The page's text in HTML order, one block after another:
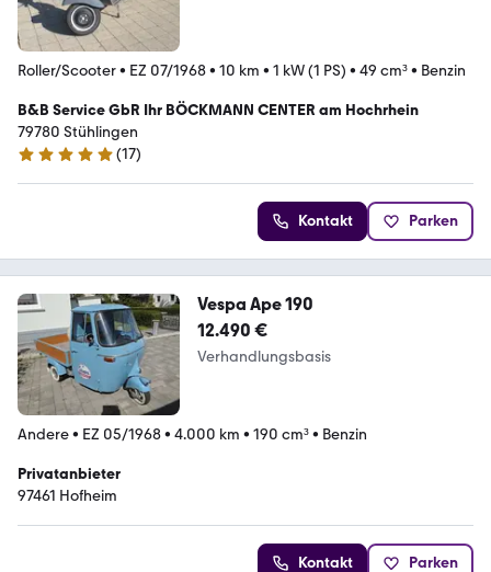
Roller/Scooter• EZ 07/1968• 10 km • 1 kW (1 PS) • 49 cm³• Benzin
B&B Service GbR Ihr BÖCKMANN CENTER am Hochrhein
79780 Stühlingen
5 Sterne
(17)
Kontakt Parken
Vespa Ape 190
12.490 €
Verhandlungsbasis
Andere• EZ 05/1968• 4.000 km • 190 cm³• Benzin
Privatanbieter
97461 Hofheim
Kontakt Parken